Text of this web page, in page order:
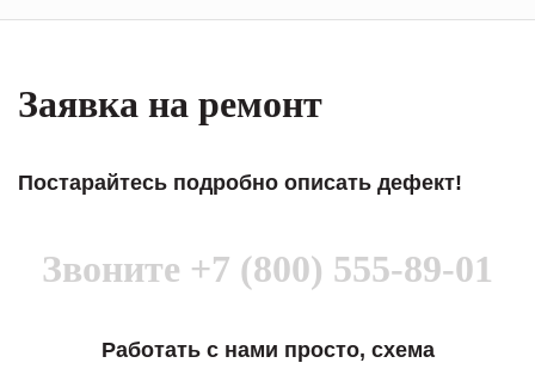
Заявка на ремонт
Постарайтесь подробно описать дефект!
Звоните +7 (800) 555-89-01
Работать с нами просто, схема